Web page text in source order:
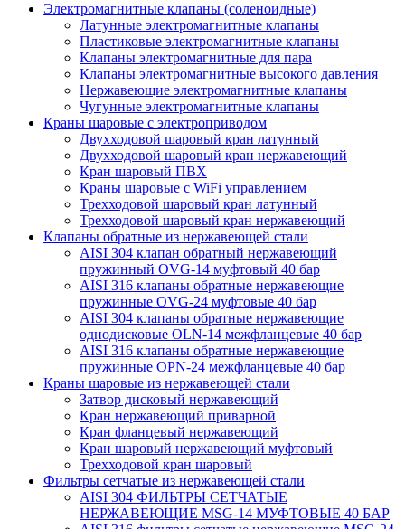
Электромагнитные клапаны (соленоидные)
Латунные электромагнитные клапаны
Пластиковые электромагнитные клапаны
Клапаны электромагнитные для пара
Клапаны электромагнитные высокого давления
Нержавеющие электромагнитные клапаны
Чугунные электромагнитные клапаны
Краны шаровые с электроприводом
Двухходовой шаровый кран латунный
Двухходовой шаровый кран нержавеющий
Кран шаровый ПВХ
Краны шаровые с WiFi управлением
Трехходовой шаровый кран латунный
Трехходовой шаровый кран нержавеющий
Клапаны обратные из нержавеющей стали
AISI 304 клапан обратный нержавеющий
пружинный OVG-14 муфтовый 40 бар
AISI 316 клапаны обратные нержавеющие
пружинные OVG-24 муфтовые 40 бар
AISI 304 клапаны обратные нержавеющие
однодисковые OLN-14 межфланцевые 40 бар
AISI 316 клапаны обратные нержавеющие
пружинные OPN-24 межфланцевые 40 бар
Краны шаровые из нержавеющей стали
Затвор дисковый нержавеющий
Кран нержавеющий приварной
Кран фланцевый нержавеющий
Кран шаровый нержавеющий муфтовый
Трехходовой кран шаровый
Фильтры сетчатые из нержавеющей стали
AISI 304 ФИЛЬТРЫ СЕТЧАТЫЕ
НЕРЖАВЕЮЩИЕ MSG-14 МУФТОВЫЕ 40 БАР